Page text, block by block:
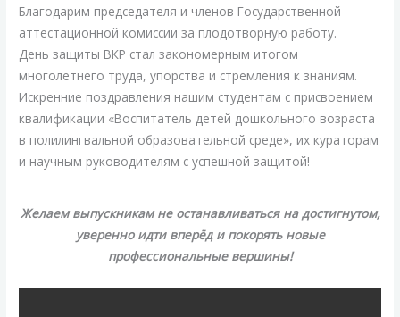
Благодарим председателя и членов Государственной
аттестационной комиссии за плодотворную работу.
День защиты ВКР стал закономерным итогом
многолетнего труда, упорства и стремления к знаниям.
Искренние поздравления нашим студентам с присвоением
квалификации «Воспитатель детей дошкольного возраста
в полилингвальной образовательной среде», их кураторам
и научным руководителям с успешной защитой!
Желаем выпускникам не останавливаться на достигнутом,
уверенно идти вперёд и покорять новые
профессиональные вершины!